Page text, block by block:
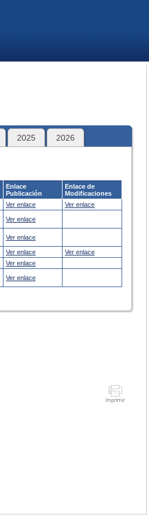
2025 2026
Enlace
Publicación
Enlace de
Modificaciones
Ver enlace Ver enlace
Ver enlace
Ver enlace
Ver enlace
Ver enlace
Ver enlace
Ver enlace